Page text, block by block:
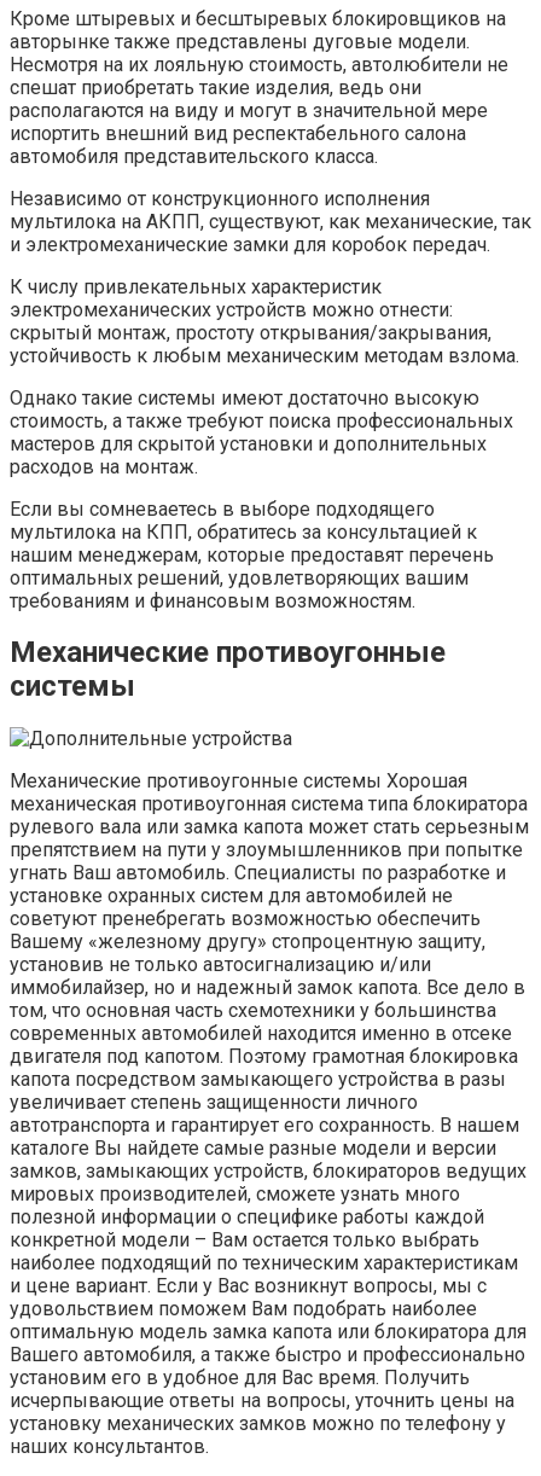
Кроме штыревых и бесштыревых блокировщиков на
авторынке также представлены дуговые модели.
Несмотря на их лояльную стоимость, автолюбители не
спешат приобретать такие изделия, ведь они
располагаются на виду и могут в значительной мере
испортить внешний вид респектабельного салона
автомобиля представительского класса.
Независимо от конструкционного исполнения
мультилока на АКПП, существуют, как механические, так
и электромеханические замки для коробок передач.
К числу привлекательных характеристик
электромеханических устройств можно отнести:
скрытый монтаж, простоту открывания/закрывания,
устойчивость к любым механическим методам взлома.
Однако такие системы имеют достаточно высокую
стоимость, а также требуют поиска профессиональных
мастеров для скрытой установки и дополнительных
расходов на монтаж.
Если вы сомневаетесь в выборе подходящего
мультилока на КПП, обратитесь за консультацией к
нашим менеджерам, которые предоставят перечень
оптимальных решений, удовлетворяющих вашим
требованиям и финансовым возможностям.
Механические противоугонные
системы
Механические противоугонные системы Хорошая
механическая противоугонная система типа блокиратора
рулевого вала или замка капота может стать серьезным
препятствием на пути у злоумышленников при попытке
угнать Ваш автомобиль. Специалисты по разработке и
установке охранных систем для автомобилей не
советуют пренебрегать возможностью обеспечить
Вашему «железному другу» стопроцентную защиту,
установив не только автосигнализацию и/или
иммобилайзер, но и надежный замок капота. Все дело в
том, что основная часть схемотехники у большинства
современных автомобилей находится именно в отсеке
двигателя под капотом. Поэтому грамотная блокировка
капота посредством замыкающего устройства в разы
увеличивает степень защищенности личного
автотранспорта и гарантирует его сохранность. В нашем
каталоге Вы найдете самые разные модели и версии
замков, замыкающих устройств, блокираторов ведущих
мировых производителей, сможете узнать много
полезной информации о специфике работы каждой
конкретной модели – Вам остается только выбрать
наиболее подходящий по техническим характеристикам
и цене вариант. Если у Вас возникнут вопросы, мы с
удовольствием поможем Вам подобрать наиболее
оптимальную модель замка капота или блокиратора для
Вашего автомобиля, а также быстро и профессионально
установим его в удобное для Вас время. Получить
исчерпывающие ответы на вопросы, уточнить цены на
установку механических замков можно по телефону у
наших консультантов.